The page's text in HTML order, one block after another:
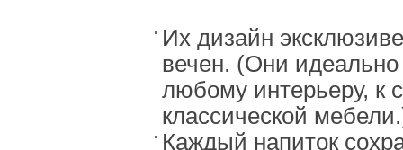
Их дизайн
вечен. (Они идеально
любому интерьеру, к
классической
Каждый напиток